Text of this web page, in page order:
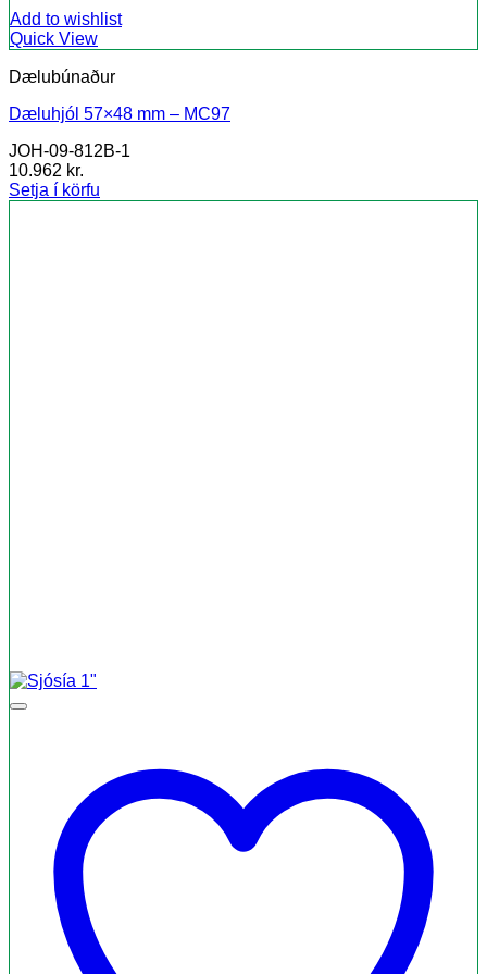
Add to wishlist
Quick View
Dælubúnaður
Dæluhjól 57×48 mm – MC97
JOH-09-812B-1
10.962 kr.
Setja í körfu